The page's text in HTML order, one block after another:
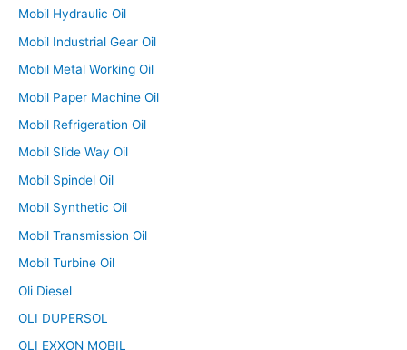
Mobil Hydraulic Oil
Mobil Industrial Gear Oil
Mobil Metal Working Oil
Mobil Paper Machine Oil
Mobil Refrigeration Oil
Mobil Slide Way Oil
Mobil Spindel Oil
Mobil Synthetic Oil
Mobil Transmission Oil
Mobil Turbine Oil
Oli Diesel
OLI DUPERSOL
OLI EXXON MOBIL